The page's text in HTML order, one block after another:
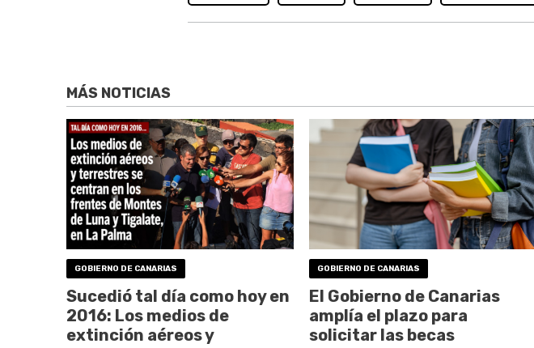
MÁS NOTICIAS
GOBIERNO DE CANARIAS
Sucedió tal día como hoy en
2016: Los medios de
extinción aéreos y
GOBIERNO DE CANARIAS
El Gobierno de Canarias
amplía el plazo para
solicitar las becas